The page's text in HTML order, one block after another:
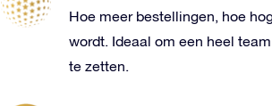
Hoe meer bestellingen, hoe
wordt. Ideaal om een heel
te zetten.